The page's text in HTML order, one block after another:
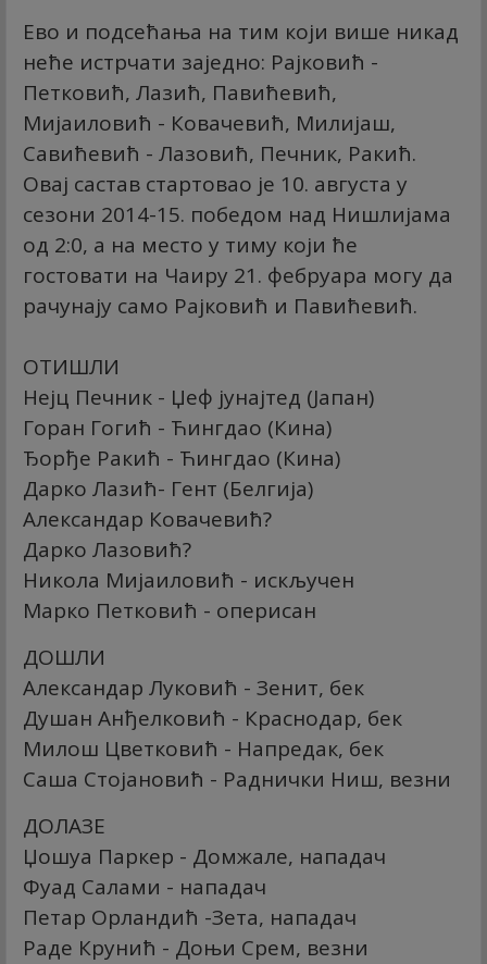
Ево и подсећања на тим који више никад
неће истрчати заједно: Рајковић -
Петковић, Лазић, Павићевић,
Мијаиловић - Ковачевић, Милијаш,
Савићевић - Лазовић, Печник, Ракић.
Овај састав стартовао је 10. августа у
сезони 2014-15. победом над Нишлијама
од 2:0, а на место у тиму који ће
гостовати на Чаиру 21. фебруара могу да
рачунају само Рајковић и Павићевић.
ОТИШЛИ
Нејц Печник - Џеф јунајтед (Јапан)
Горан Гогић - Ћингдао (Кина)
Ђорђе Ракић - Ћингдао (Кина)
Дарко Лазић- Гент (Белгија)
Александар Ковачевић?
Дарко Лазовић?
Никола Мијаиловић - искључен
Марко Петковић - оперисан
ДОШЛИ
Александар Луковић - Зенит, бек
Душан Анђелковић - Краснодар, бек
Милош Цветковић - Напредак, бек
Саша Стојановић - Раднички Ниш, везни
ДОЛАЗЕ
Џошуа Паркер - Домжале, нападач
Фуад Салами - нападач
Петар Орландић -Зета, нападач
Раде Крунић - Доњи Срем, везни